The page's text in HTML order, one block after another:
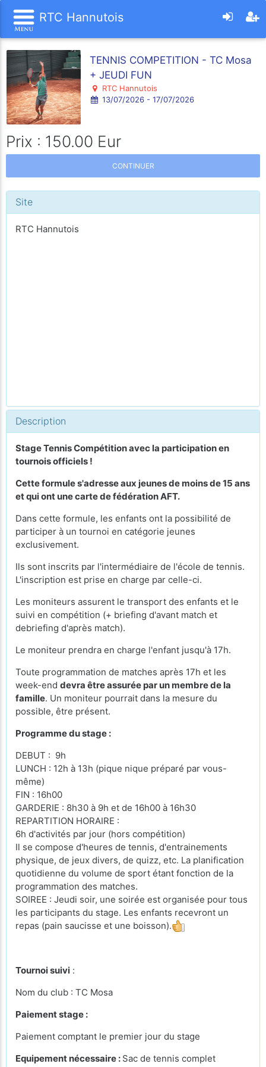
RTC Hannutois
TENNIS COMPETITION - TC Mosa
+ JEUDI FUN
RTC Hannutois
13/07/2026 - 17/07/2026
Prix : 150.00 Eur
CONTINUER
Site
RTC Hannutois
Description
Stage Tennis Compétition avec la participation en
tournois officiels !
Cette formule s'adresse aux jeunes de moins de 15 ans
et qui ont une carte de fédération AFT.
Dans cette formule, les enfants ont la possibilité de
participer à un tournoi en catégorie jeunes
exclusivement.
Ils sont inscrits par l'intermédiaire de l'école de tennis.
L'inscription est prise en charge par celle-ci.
Les moniteurs assurent le transport des enfants et le
suivi en compétition (+ briefing d'avant match et
debriefing d'après match).
Le moniteur prendra en charge l'enfant jusqu'à 17h.
Toute programmation de matches après 17h et les
week-end devra être assurée par un membre de la
famille. Un moniteur pourrait dans la mesure du
possible, être présent.
Programme du stage :
DEBUT : 9h
LUNCH : 12h à 13h (pique nique préparé par vous-
même)
FIN : 16h00
GARDERIE : 8h30 à 9h et de 16h00 à 16h30
REPARTITION HORAIRE :
6h d'activités par jour (hors compétition)
Il se compose d'heures de tennis, d'entrainements
physique, de jeux divers, de quizz, etc. La planification
quotidienne du volume de sport étant fonction de la
programmation des matches.
SOIREE : Jeudi soir, une soirée est organisée pour tous
les participants du stage. Les enfants recevront un
repas (pain saucisse et une boisson).
Tournoi suivi :
Nom du club : TC Mosa
Paiement stage :
Paiement comptant le premier jour du stage
Equipement nécessaire : Sac de tennis complet